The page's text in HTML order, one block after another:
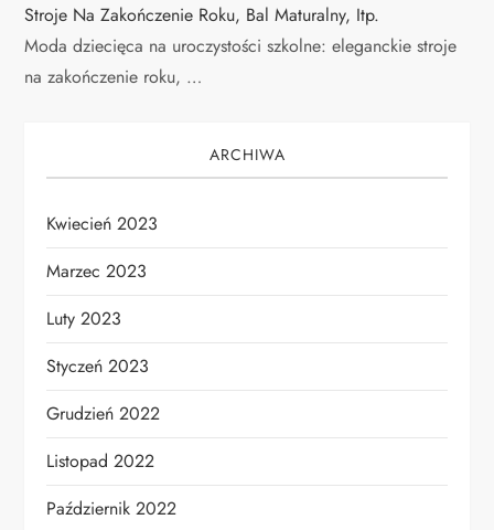
Stroje Na Zakończenie Roku, Bal Maturalny, Itp.
Moda dziecięca na uroczystości szkolne: eleganckie stroje
na zakończenie roku, …
ARCHIWA
Kwiecień 2023
Marzec 2023
Luty 2023
Styczeń 2023
Grudzień 2022
Listopad 2022
Październik 2022